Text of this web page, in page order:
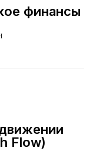
финансы
Flow)